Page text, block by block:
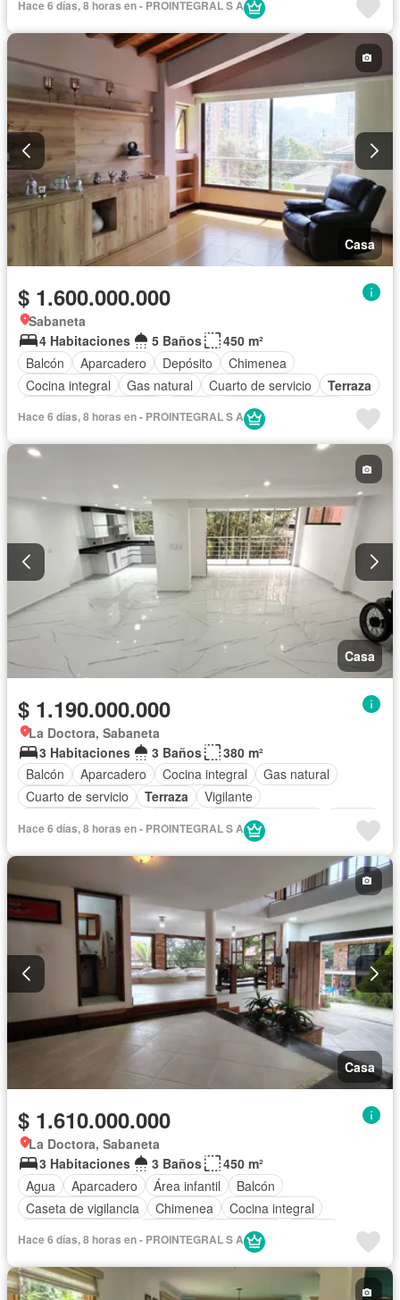
Hace 6 días, 8 horas en - PROINTEGRAL S A
Casa
$ 1.600.000.000
Sabaneta
4 Habitaciones
5 Baños
450 m²
Balcón
Aparcadero Depósito
Chimenea
Cocina integral
Gas natural Cuarto de servicio
Terraza
Caseta de vigilancia
Seguridad privada
Hace 6 días, 8 horas en - PROINTEGRAL S A
Casa
$ 1.190.000.000
La Doctora, Sabaneta
3 Habitaciones
3 Baños
380 m²
Balcón
Aparcadero Cocina integral
Gas natural
Cuarto de servicio
Terraza
Vigilante
Seguridad privada Piscina
Hace 6 días, 8 horas en - PROINTEGRAL S A
Casa
$ 1.610.000.000
La Doctora, Sabaneta
3 Habitaciones
3 Baños
450 m²
Agua
Aparcadero Área infantil
Balcón
Caseta de vigilancia
Chimenea
Cocina integral
Electricidad
Seguridad privada
Hace 6 días, 8 horas en - PROINTEGRAL S A